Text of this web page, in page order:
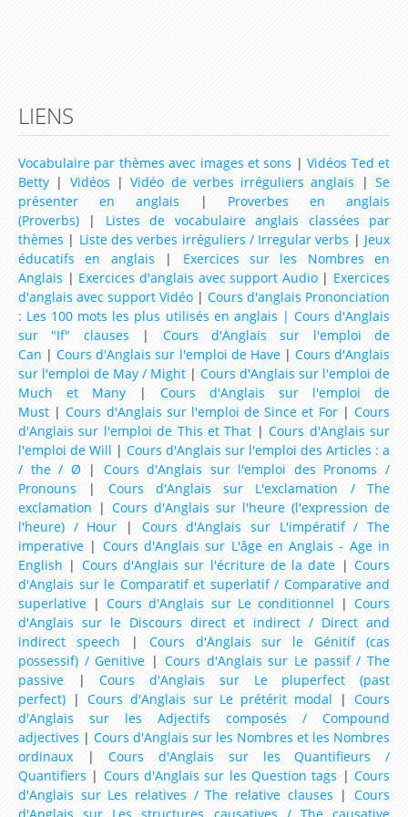
Ressources d'Anglais pour les Classes de niveau
CE2
Ressources d'Anglais pour les Classes de niveau
CM1
Ressources d'Anglais pour les Classes de niveau
CM2
Ressources d'Anglais pour les Classes de niveau
6ème
Ressources d'Anglais pour les Classes de niveau
5ème
Ressources d'Anglais pour les Classes de niveau
4ème
Ressources d'Anglais pour les Classes de niveau
3ème
Ressources d'Anglais pour les Classes de niveau
2nde (Seconde)
Ressources d'Anglais pour les Classes de niveau
1ère (Première)
Ressources d'Anglais pour les Classes de niveau
Terminale
Dictionnaire Anglais
LIENS
Vocabulaire par thèmes avec images et sons |Vidéos Ted et
Betty | Vidéos |Vidéo de verbes irréguliers anglais |Se
présenter en anglais | Proverbes en anglais
(Proverbs) | Listes de vocabulaire anglais classées par
thèmes | Liste des verbes irréguliers / Irregular verbs | Jeux
éducatifs en anglais | Exercices sur les Nombres en
Anglais | Exercices d'anglais avec support Audio| Exercices
d'anglais avec support Vidéo | Cours d'anglais Prononciation
: Les 100 mots les plus utilisés en anglais | Cours d'Anglais
sur "If" clauses | Cours d'Anglais sur l'emploi de
Can |Cours d'Anglais sur l'emploi de Have| Cours d'Anglais
sur l'emploi de May / Might | Cours d'Anglais sur l'emploi de
Much et Many | Cours d'Anglais sur l'emploi de
Must |Cours d'Anglais sur l'emploi de Since et For|Cours
d'Anglais sur l'emploi de This et That |Cours d'Anglais sur
l'emploi de Will | Cours d'Anglais sur l'emploi des Articles : a
/ the / Ø | Cours d'Anglais sur l'emploi des Pronoms /
Pronouns | Cours d'Anglais sur L'exclamation / The
exclamation | Cours d'Anglais sur l'heure (l'expression de
l'heure) / Hour | Cours d'Anglais sur L'impératif / The
imperative | Cours d'Anglais sur L'âge en Anglais - Age in
English | Cours d'Anglais sur l'écriture de la date |Cours
d'Anglais sur le Comparatif et superlatif / Comparative and
superlative |Cours d'Anglais sur Le conditionnel | Cours
d'Anglais sur le Discours direct et indirect / Direct and
indirect speech | Cours d'Anglais sur le Génitif (cas
possessif) / Genitive | Cours d'Anglais sur Le passif / The
passive |Cours d'Anglais sur Le pluperfect (past
perfect) | Cours d'Anglais sur Le prétérit modal |Cours
d'Anglais sur les Adjectifs composés / Compound
adjectives | Cours d'Anglais sur les Nombres et les Nombres
ordinaux |Cours d'Anglais sur les Quantifieurs /
Quantifiers | Cours d'Anglais sur les Question tags |Cours
d'Anglais sur Les relatives / The relative clauses |Cours
d'Anglais sur Les structures causatives / The causative